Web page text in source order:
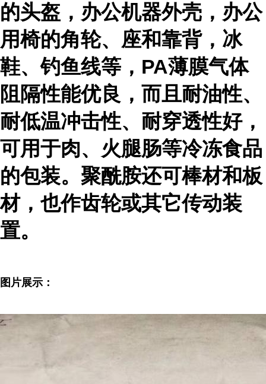
的头盔，办公机器外壳，办公
用椅的角轮、座和靠背，冰
鞋、钓鱼线等， PA薄膜气体
阻隔性能优良，而且耐油性、
耐低温冲击性、耐穿透性好，
可用于肉、火腿肠等冷冻食品
的包装。聚酰胺还可棒材和板
材，也作齿轮或其它传动装
置。
图片展示：